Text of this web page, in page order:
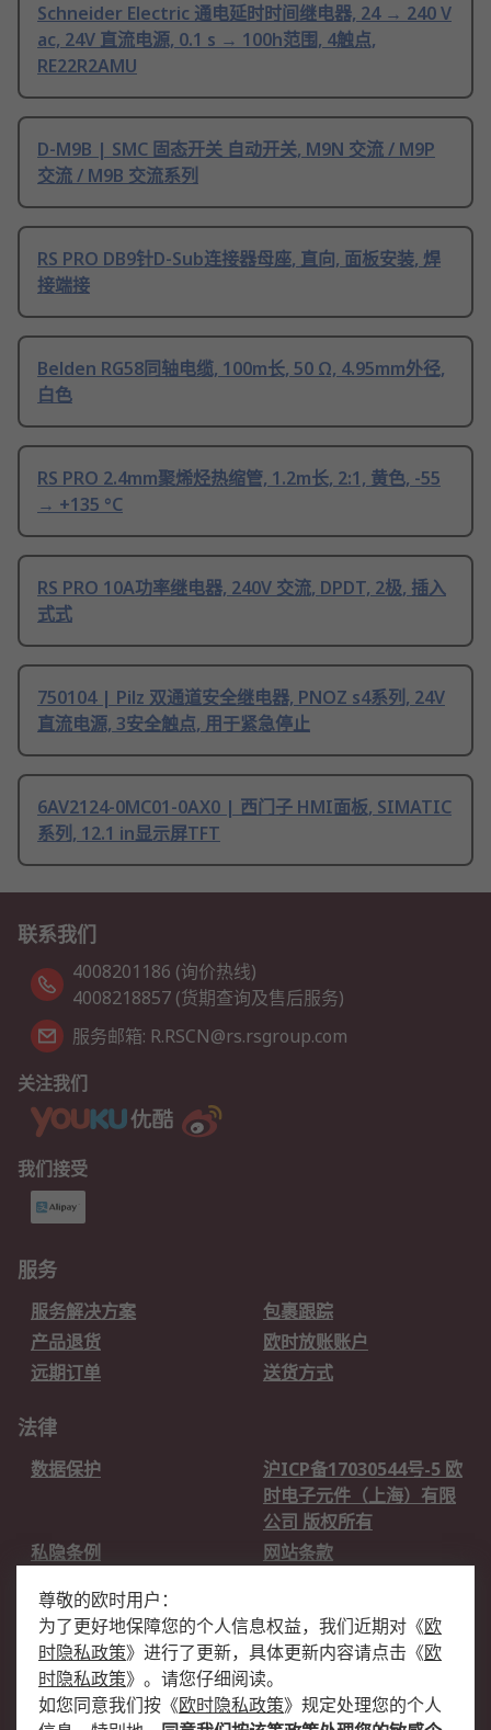
Schneider Electric 通电延时时间继电器, 24 → 240 V
ac, 24V 直流电源, 0.1 s → 100h范围, 4触点,
RE22R2AMU
D-M9B | SMC 固态开关 自动开关, M9N 交流 / M9P
交流 / M9B 交流系列
RS PRO DB9针D-Sub连接器母座, 直向, 面板安装, 焊
接端接
Belden RG58同轴电缆, 100m长, 50 Ω, 4.95mm外径,
白色
RS PRO 2.4mm聚烯烃热缩管, 1.2m长, 2:1, 黄色, -55
→ +135 °C
RS PRO 10A功率继电器, 240V 交流, DPDT, 2极, 插入
式式
750104 | Pilz 双通道安全继电器, PNOZ s4系列, 24V
直流电源, 3安全触点, 用于紧急停止
6AV2124-0MC01-0AX0 | 西门子 HMI面板, SIMATIC
系列, 12.1 in显示屏TFT
联系我们
4008201186 (询价热线)
4008218857 (货期查询及售后服务)
服务邮箱: R.RSCN@rs.rsgroup.com
关注我们
我们接受
服务
服务解决方案
包裹跟踪
产品退货
欧时放账账户
远期订单
送货方式
法律
数据保护
沪ICP备17030544号-5 欧
时电子元件（上海）有限
公司 版权所有
私隐条例
网站条款
关于欧时
欧时销售条款
账户和付款
企业集团
全球办事处
尊敬的欧时用户：
为了更好地保障您的个人信息权益，我们近期对 《欧
时隐私政策》 进行了更新，具体更新内容请点击 《欧
时隐私政策》 。请您仔细阅读。
如您同意我们按 《欧时隐私政策》 规定处理您的个人